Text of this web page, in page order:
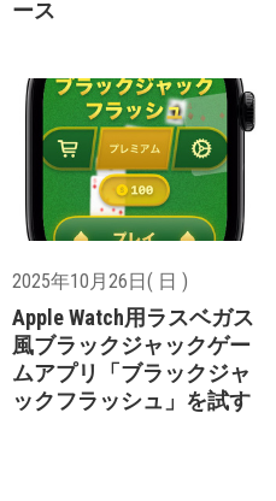
ース
2025年10月26日( 日 )
Apple Watch用ラスベガス
風ブラックジャックゲー
ムアプリ「ブラックジャ
ックフラッシュ」を試す